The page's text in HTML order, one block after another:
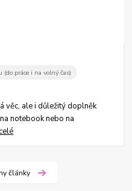
práce i na volný čas)
věc, ale i důležitý doplněk
notebook nebo na
články